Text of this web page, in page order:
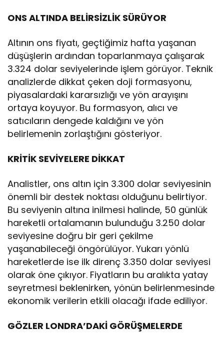
ONS ALTINDA BELİRSİZLİK SÜRÜYOR
Altının ons fiyatı, geçtiğimiz hafta yaşanan
düşüşlerin ardından toparlanmaya çalışarak
3.324 dolar seviyelerinde işlem görüyor. Teknik
analizlerde dikkat çeken doji formasyonu,
piyasalardaki kararsızlığı ve yön arayışını
ortaya koyuyor. Bu formasyon, alıcı ve
satıcıların dengede kaldığını ve yön
belirlemenin zorlaştığını gösteriyor.
KRİTİK SEVİYELERE DİKKAT
Analistler, ons altın için 3.300 dolar seviyesinin
önemli bir destek noktası olduğunu belirtiyor.
Bu seviyenin altına inilmesi halinde, 50 günlük
hareketli ortalamanın bulunduğu 3.250 dolar
seviyesine doğru bir geri çekilme
yaşanabileceği öngörülüyor. Yukarı yönlü
hareketlerde ise ilk direnç 3.350 dolar seviyesi
olarak öne çıkıyor. Fiyatların bu aralıkta yatay
seyretmesi beklenirken, yönün belirlenmesinde
ekonomik verilerin etkili olacağı ifade ediliyor.
GÖZLER LONDRA’DAKİ GÖRÜŞMELERDE